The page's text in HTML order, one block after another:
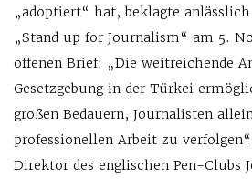
„adoptiert“ hat, beklagte
„Stand up for Journalism“ am 5.
offenen Brief: „Die weitreichende
Gesetzgebung in der Türkei
großen Bedauern, Journalisten
professionellen Arbeit zu
Direktor des englischen Pen-Clubs